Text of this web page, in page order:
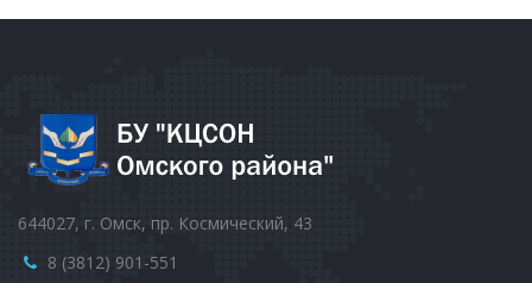
644027, г. Омск, пр. Космический, 43
8 (3812) 901-551